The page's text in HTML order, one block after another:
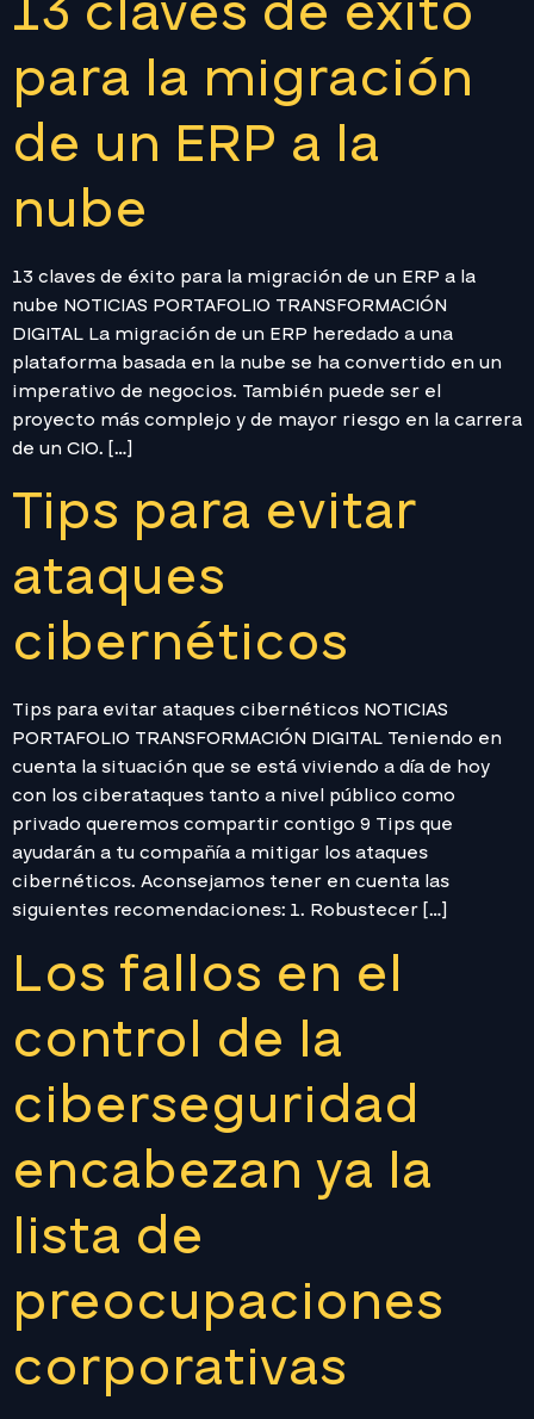
para la migración
de un ERP a la
nube
13 claves de éxito para la migración de un ERP a la
nube NOTICIAS PORTAFOLIO TRANSFORMACIÓN
DIGITAL La migración de un ERP heredado a una
plataforma basada en la nube se ha convertido en un
imperativo de negocios. También puede ser el
proyecto más complejo y de mayor riesgo en la carrera
de un CIO. […]
Tips para evitar
ataques
cibernéticos
Tips para evitar ataques cibernéticos NOTICIAS
PORTAFOLIO TRANSFORMACIÓN DIGITAL Teniendo en
cuenta la situación que se está viviendo a día de hoy
con los ciberataques tanto a nivel público como
privado queremos compartir contigo 9 Tips que
ayudarán a tu compañía a mitigar los ataques
cibernéticos. Aconsejamos tener en cuenta las
siguientes recomendaciones: 1. Robustecer […]
Los fallos en el
control de la
ciberseguridad
encabezan ya la
lista de
preocupaciones
corporativas